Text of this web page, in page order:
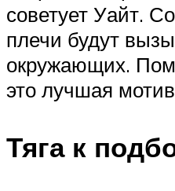
советует Уайт.
плечи будут
окружающих.
это лучшая
Тяга к